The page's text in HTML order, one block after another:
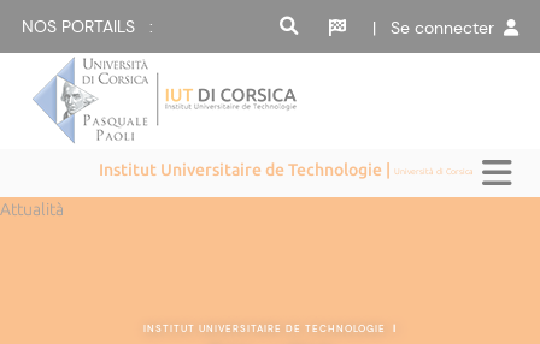
NOS PORTAILS : | Se connecter
Institut Universitaire de Technologie |Università di Corsica
Attualità
INSTITUT UNIVERSITAIRE DE TECHNOLOGIE |